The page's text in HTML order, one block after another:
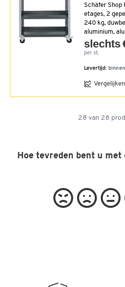
Schäfer Shop
etages, 2
240 kg,
aluminium,
slechts
per st.
Levertijd:
Vergelijken
28 van 28
Hoe tevreden bent u